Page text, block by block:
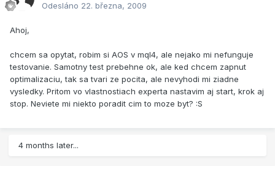
Odesláno 22. března, 2009
Ahoj,
chcem sa opytat, robim si AOS v mql4, ale nejako mi nefunguje
testovanie. Samotny test prebehne ok, ale ked chcem zapnut
optimalizaciu, tak sa tvari ze pocita, ale nevyhodi mi ziadne
vysledky. Pritom vo vlastnostiach experta nastavim aj start, krok aj
stop. Neviete mi niekto poradit cim to moze byt? :S
4 months later...